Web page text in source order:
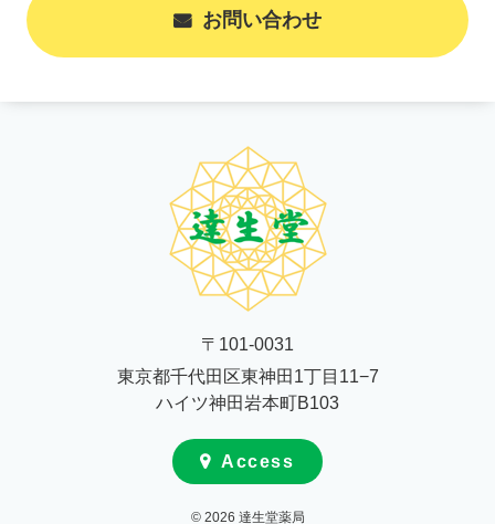
お問い合わせ
〒101-0031
東京都千代田区東神田1丁目11−7
ハイツ神田岩本町B103
Access
© 2026 達生堂薬局